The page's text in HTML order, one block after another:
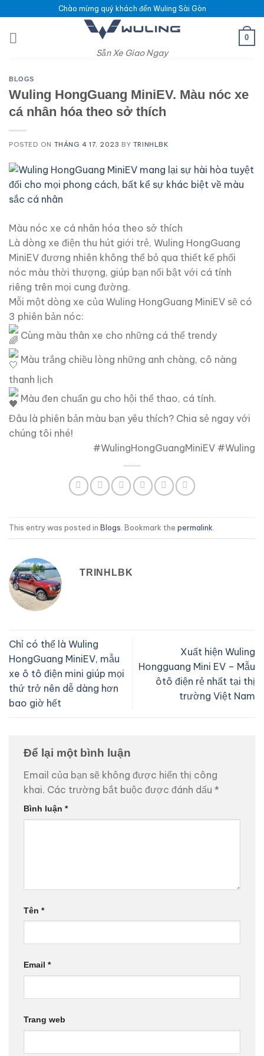
content
Chào mừng quý khách đến Wuling Sài Gòn
Sẵn Xe Giao Ngay
0
BLOGS
Wuling HongGuang MiniEV. Màu nóc xe
cá nhân hóa theo sở thích
POSTED ON THÁNG 4 17, 2023 BY TRINHLBK
Màu nóc xe cá nhân hóa theo sở thích
Là dòng xe điện thu hút giới trẻ, Wuling HongGuang
MiniEV đương nhiên không thể bỏ qua thiết kế phối
nóc màu thời thượng, giúp bạn nổi bật với cá tính
riêng trên mọi cung đường.
Mỗi một dòng xe của Wuling HongGuang MiniEV sẽ có
3 phiên bản nóc:
Cùng màu thân xe cho những cá thể trendy
Màu trắng chiều lòng những anh chàng, cô nàng
thanh lịch
Màu đen chuẩn gu cho hội thể thao, cá tính.
Đâu là phiên bản màu bạn yêu thích? Chia sẻ ngay với
chúng tôi nhé!
#WulingHongGuangMiniEV #Wuling
This entry was posted in Blogs . Bookmark the permalink
TRINHLBK
Chỉ có thể là Wuling
HongGuang MiniEV, mẫu
xe ô tô điện mini giúp mọi
thứ trở nên dễ dàng hơn
bao giờ hết
Xuất hiện Wuling
Hongguang Mini EV – Mẫu
ôtô điện rẻ nhất tại thị
trường Việt Nam
Để lại một bình luận
Email của bạn sẽ không được hiển thị công
khai. Các trường bắt buộc được đánh dấu *
Bình luận *
Tên *
Email *
Trang web